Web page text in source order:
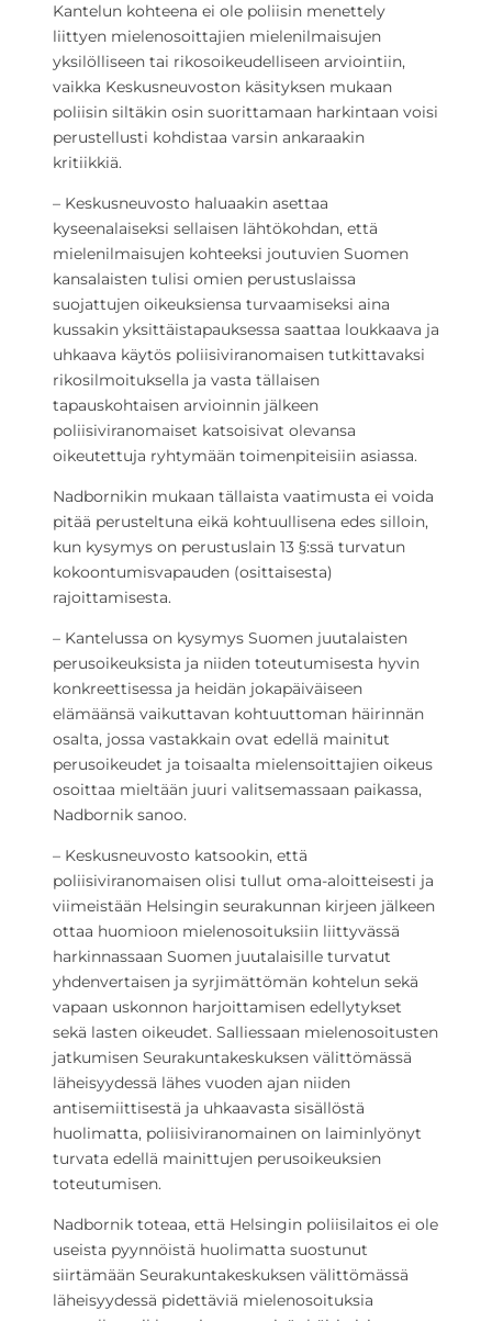
Kantelun kohteena ei ole poliisin menettely
liittyen mielenosoittajien mielenilmaisujen
yksilölliseen tai rikosoikeudelliseen arviointiin,
vaikka Keskusneuvoston käsityksen mukaan
poliisin siltäkin osin suorittamaan harkintaan voisi
perustellusti kohdistaa varsin ankaraakin
kritiikkiä.
– Keskusneuvosto haluaakin asettaa
kyseenalaiseksi sellaisen lähtökohdan, että
mielenilmaisujen kohteeksi joutuvien Suomen
kansalaisten tulisi omien perustuslaissa
suojattujen oikeuksiensa turvaamiseksi aina
kussakin yksittäistapauksessa saattaa loukkaava ja
uhkaava käytös poliisiviranomaisen tutkittavaksi
rikosilmoituksella ja vasta tällaisen
tapauskohtaisen arvioinnin jälkeen
poliisiviranomaiset katsoisivat olevansa
oikeutettuja ryhtymään toimenpiteisiin asiassa.
Nadbornikin mukaan tällaista vaatimusta ei voida
pitää perusteltuna eikä kohtuullisena edes silloin,
kun kysymys on perustuslain 13 §:ssä turvatun
kokoontumisvapauden (osittaisesta)
rajoittamisesta.
– Kantelussa on kysymys Suomen juutalaisten
perusoikeuksista ja niiden toteutumisesta hyvin
konkreettisessa ja heidän jokapäiväiseen
elämäänsä vaikuttavan kohtuuttoman häirinnän
osalta, jossa vastakkain ovat edellä mainitut
perusoikeudet ja toisaalta mielensoittajien oikeus
osoittaa mieltään juuri valitsemassaan paikassa,
Nadbornik sanoo.
– Keskusneuvosto katsookin, että
poliisiviranomaisen olisi tullut oma-aloitteisesti ja
viimeistään Helsingin seurakunnan kirjeen jälkeen
ottaa huomioon mielenosoituksiin liittyvässä
harkinnassaan Suomen juutalaisille turvatut
yhdenvertaisen ja syrjimättömän kohtelun sekä
vapaan uskonnon harjoittamisen edellytykset
sekä lasten oikeudet. Salliessaan mielenosoitusten
jatkumisen Seurakuntakeskuksen välittömässä
läheisyydessä lähes vuoden ajan niiden
antisemiittisestä ja uhkaavasta sisällöstä
huolimatta, poliisiviranomainen on laiminlyönyt
turvata edellä mainittujen perusoikeuksien
toteutumisen.
Nadbornik toteaa, että Helsingin poliisilaitos ei ole
useista pyynnöistä huolimatta suostunut
siirtämään Seurakuntakeskuksen välittömässä
läheisyydessä pidettäviä mielenosoituksia